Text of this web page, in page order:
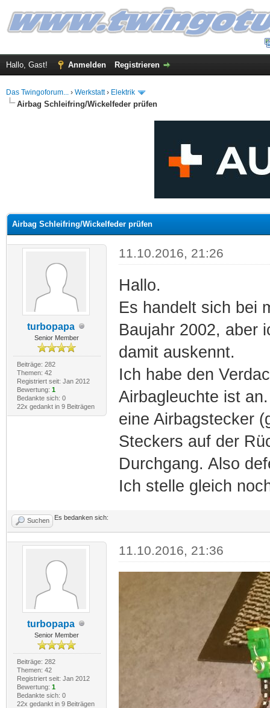
Hallo, Gast! Anmelden Registrieren
Das Twingoforum... › Werkstatt› Elektrik
Airbag Schleifring/Wickelfeder prüfen
Airbag Schleifring/Wickelfeder prüfen
turbopapa
Senior Member
Beiträge: 282
Themen: 42
Registriert seit: Jan 2012
Bewertung: 1
Bedankte sich: 0
22x gedankt in 9 Beiträgen
11.10.2016, 21:26
Hallo.
Es handelt sich bei
Baujahr 2002, aber
damit auskennt.
Ich habe den
Airbagleuchte ist
eine Airbagstecker
Steckers auf der
Durchgang. Also
Ich stelle gleich
Suchen Es bedanken sich:
turbopapa
Senior Member
Beiträge: 282
Themen: 42
Registriert seit: Jan 2012
Bewertung: 1
Bedankte sich: 0
22x gedankt in 9 Beiträgen
11.10.2016, 21:36